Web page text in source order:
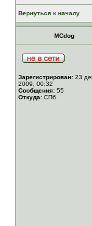
Вернуться к началу
MCdog
Зарегистрирован: 23
2009, 00:32
Сообщения: 55
Откуда: СПб